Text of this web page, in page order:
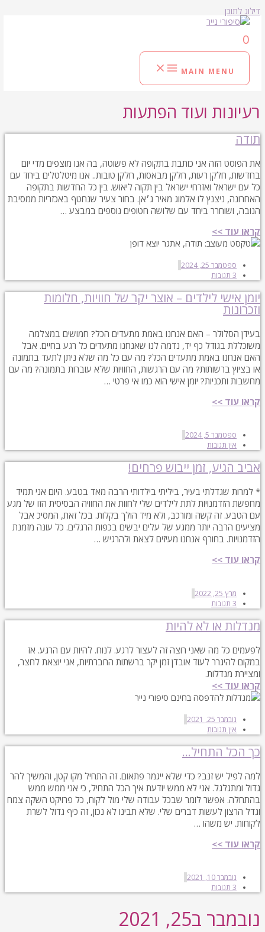
דילוג לתוכן
0
MAIN MENU
רעיונות ועוד הפתעות
תודה
את הפוסט הזה אני כותבת בתקופה לא פשוטה, בה אנו מוצפים מדי יום
בחדשות, חלקן רעות, חלקן מבאסות, חלקן טובות.. אנו מיטלטלים ביחד עם
כל עם ישראל ואזרחי ישראל בין תקוה ליאוש. בין כל החדשות בתקופה
האחרונה, ניצנץ לו אלמוג מאיר ג׳אן. בחור צעיר שנחטף באכזריות ממסיבת
הנובה, ושוחרר ביחד עם שלושה חטופים נוספים במבצע …
קראו עוד >>
ספטמבר 25, 2024
3 תגובות
יומן אישי לילדים – אוצר יקר של חוויות, חלומות
וזכרונות
בעידן הסלולר – האם אנחנו באמת מתעדים הכל? חמושים במצלמה
משוכללת בגודל כף יד, נדמה לנו שאנחנו מתעדים כל רגע בחיים. אבל
האם אנחנו באמת מתעדים הכל? מה עם כל מה שלא ניתן לתעד בתמונה
או בציוץ ברשותות? מה עם הרגשות, החוויות שלא עוברות בתמונה? מה עם
מחשבות ותכניות? יומן אישי הוא כמו אי פרטי …
קראו עוד >>
ספטמבר 5, 2024
אין תגובות
אביב הגיע, זמן ייבוש פרחים!
* למרות שגדלתי בעיר, ביליתי בילדותי הרבה מאד בטבע. היום אני תמיד
מחפשת הזדמנויות לתת לילדים שלי לחוות את החוויה הבסיסית הזו של מגע
עם הטבע. זה קשה ומורכב, ולא מיד הולך בקלות. בכל זאת, המסיכ אבל
מציעים הרבה יותר ממגע של עלים יבשים בכפות הרגלים. כל עונה מזמנת
הזדמנויות. בחורף אנחנו מעיזים לצאת ולהרגיש …
קראו עוד >>
מרץ 25, 2022
3 תגובות
מנדלות או לא להיות
לפעמים כל מה שאני רוצה זה לעצור לרגע. לנוח. להיות עם הרגע. אז
במקום להיגרר לעוד אובדן זמן יקר ברשתות החברתיות, אני יוצאת לחצר,
ומציירת מנדלות.
קראו עוד >>
נובמבר 25, 2021
אין תגובות
כך הכל התחיל…
למה לפיל יש זנב? כדי שלא ייגמר פתאום. זה התחיל מקו קטן, והמשיך להר
גדול ומתגלגל. אני לא ממש יודעת איך הכל התחיל, כי אני ממש ממש
בהתחלה. אפשר לומר שבכל עבודה שלי מול לקוח, כל פרויקט השקה צמח
וגדל הרצון לעשות דברים שלי. שלא תבינו לא נכון, זה כיף גדול לשרת
לקוחות. יש משהו …
קראו עוד >>
נובמבר 10, 2021
3 תגובות
נובמבר ב25, 2021